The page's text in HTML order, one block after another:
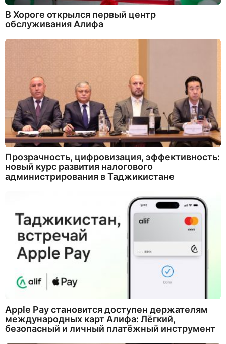
В Хороге открылся первый центр
обслуживания Алифа
Прозрачность, цифровизация, эффективность:
новый курс развития налогового
администрирования в Таджикистане
Apple Pay становится доступен держателям
международных карт Алифа: Лёгкий,
безопасный и личный платёжный инструмент